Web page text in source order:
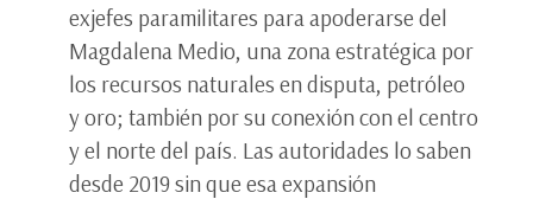
exjefes paramilitares para apoderarse del
Magdalena Medio, una zona estratégica por
los recursos naturales en disputa, petróleo
y oro; también por su conexión con el centro
y el norte del país. Las autoridades lo saben
desde 2019 sin que esa expansión